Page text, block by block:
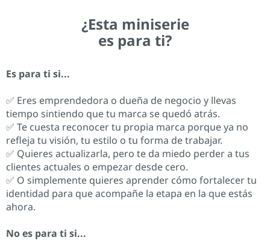
¿Esta miniserie
es para ti?
Es para ti si...
✅ Eres emprendedora o dueña de negocio y llevas
tiempo sintiendo que tu marca se quedó atrás.
✅ Te cuesta reconocer tu propia marca porque ya no
refleja tu visión, tu estilo o tu forma de trabajar.
✅ Quieres actualizarla, pero te da miedo perder a tus
clientes actuales o empezar desde cero.
✅ O simplemente quieres aprender cómo fortalecer tu
identidad para que acompañe la etapa en la que estás
ahora.
No es para ti si...